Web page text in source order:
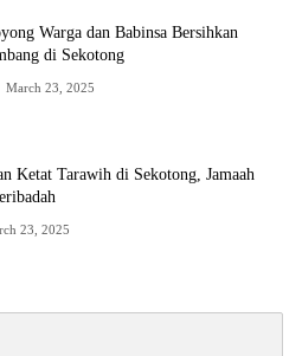
Warga dan Babinsa Bersihkan
di Sekotong
March 23, 2025
Ketat Tarawih di Sekotong, Jamaah
23, 2025